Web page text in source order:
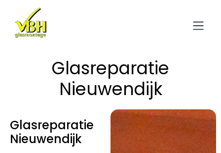
Glasreparatie
Nieuwendijk
Glasreparatie
Nieuwendijk